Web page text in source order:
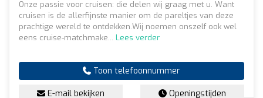
Onze passie voor cruisen: die delen wij graag met u. Want
cruisen is de allerfijnste manier om de pareltjes van deze
prachtige wereld te ontdekken. ​ Wij noemen onszelf ook wel
eens cruise-matchmake... Lees verder
Toon telefoonnummer
E-mail bekijken Openingstijden